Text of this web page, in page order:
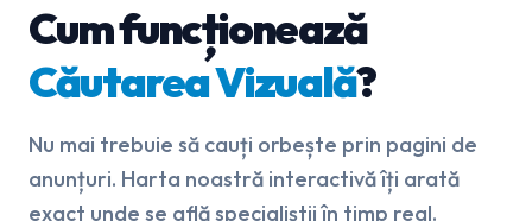
Cum funcționează
Căutarea Vizuală?
Nu mai trebuie să cauți orbește prin pagini de
anunțuri. Harta noastră interactivă îți arată
exact unde se află specialiștii în timp real.